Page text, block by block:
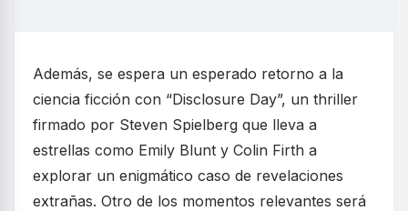
Además, se espera un esperado retorno a la
ciencia ficción con “Disclosure Day”, un thriller
firmado por Steven Spielberg que lleva a
estrellas como Emily Blunt y Colin Firth a
explorar un enigmático caso de revelaciones
extrañas. Otro de los momentos relevantes será